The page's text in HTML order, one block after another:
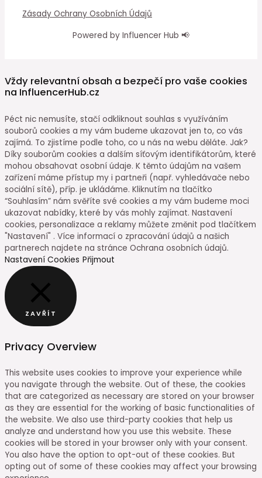
Zásady Ochrany Osobních Údajů
Powered by Influencer Hub 📢
Vždy relevantní obsah a bezpečí pro vaše cookies
na InfluencerHub.cz
Péct nic nemusíte, stačí odkliknout souhlas s využíváním
souborů cookies a my vám budeme ukazovat jen to, co vás
zajímá. To zjistíme podle toho, co u nás na webu děláte. Jak?
Díky souborům cookies a dalším síťovým identifikátorům, které
mohou obsahovat osobní údaje. K těmto údajům na vašem
zařízení máme přístup my i partneři (např. vyhledávače nebo
sociální sítě), příp. je ukládáme. Kliknutím na tlačítko
“Souhlasím” nám svěříte své cookies a my vám budeme moci
ukazovat nabídky, které by vás mohly zajímat. Nastavení
cookies, personalizace a reklamy můžete změnit pod tlačítkem
"Nastavení" . Více informací o zpracování údajů a našich
partnerech najdete na stránce Ochrana osobních údajů.
Nastavení Cookies Přijmout
ZAVŘÍT
Privacy Overview
This website uses cookies to improve your experience while
you navigate through the website. Out of these, the cookies
that are categorized as necessary are stored on your browser
as they are essential for the working of basic functionalities of
the website. We also use third-party cookies that help us
analyze and understand how you use this website. These
cookies will be stored in your browser only with your consent.
You also have the option to opt-out of these cookies. But
opting out of some of these cookies may affect your browsing